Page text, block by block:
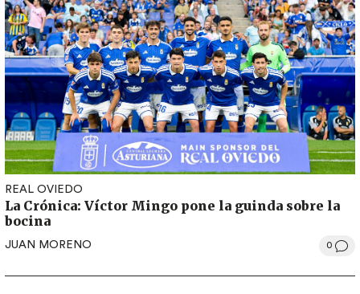
REAL OVIEDO
La Crónica: Víctor Mingo pone la guinda sobre la
bocina
JUAN MORENO 0